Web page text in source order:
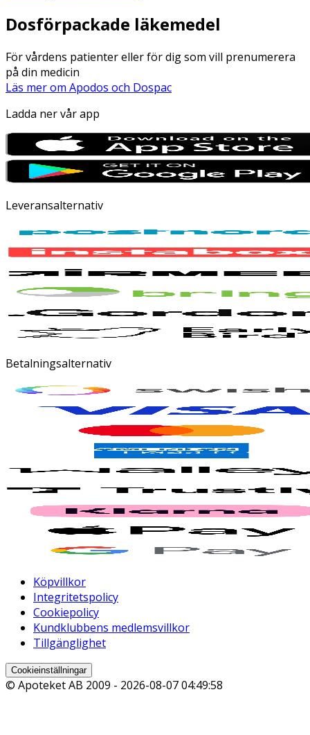
Dosförpackade läkemedel
För vårdens patienter eller för dig som vill prenumerera
på din medicin
Läs mer om Apodos och Dospac
Ladda ner vår app
Leveransalternativ
Betalningsalternativ
Köpvillkor
Integritetspolicy
Cookiepolicy
Kundklubbens medlemsvillkor
Tillgänglighet
Cookieinställningar
© Apoteket AB 2009 - 2026-08-07 04:49:58